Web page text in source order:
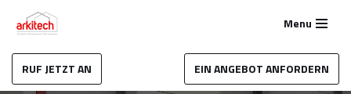
Inhalt
springen
Menu
RUF JETZT AN EIN ANGEBOT ANFORDERN